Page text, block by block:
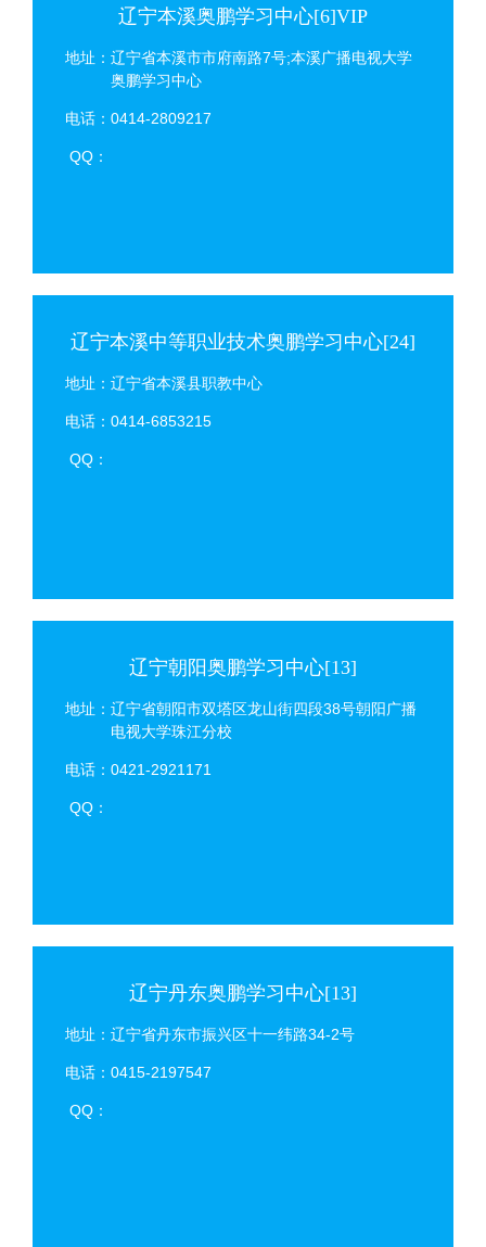
辽宁本溪奥鹏学习中心[6]VIP
地址：辽宁省本溪市市府南路7号;本溪广播电视大学
奥鹏学习中心
电话：0414-2809217
QQ：
辽宁本溪中等职业技术奥鹏学习中心[24]
地址：辽宁省本溪县职教中心
电话：0414-6853215
QQ：
辽宁朝阳奥鹏学习中心[13]
地址：辽宁省朝阳市双塔区龙山街四段38号朝阳广播
电视大学珠江分校
电话：0421-2921171
QQ：
辽宁丹东奥鹏学习中心[13]
地址：辽宁省丹东市振兴区十一纬路34-2号
电话：0415-2197547
QQ：